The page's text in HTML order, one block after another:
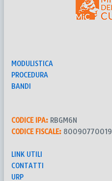
MODULISTICA
PROCEDURA
BANDI
CODICE IPA: RBGM6N
CODICE FISCALE: 80090770019
LINK UTILI
CONTATTI
URP